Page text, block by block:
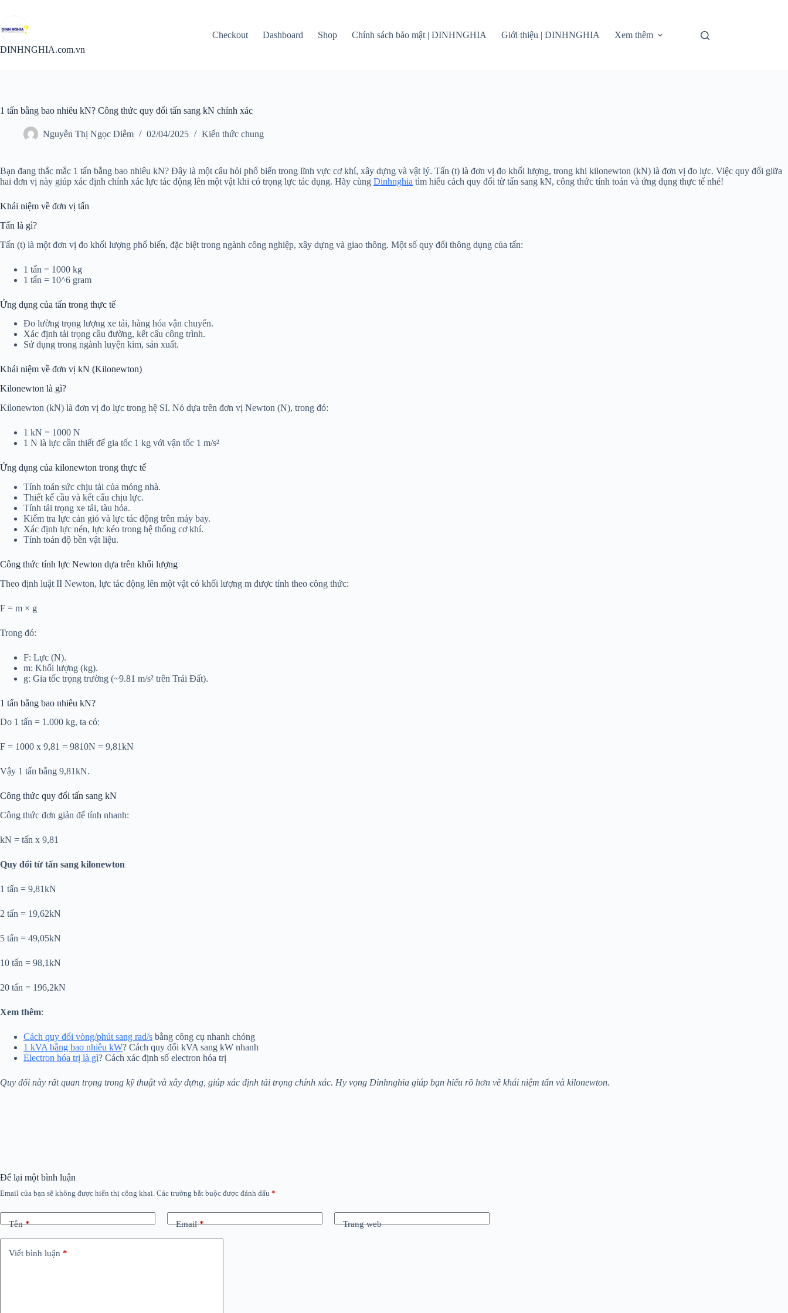
phần
nội
dung
DINHNGHIA.com.vn
Checkout Dashboard Shop Chính sách bảo mật | DINHNGHIA Giới thiệu | DINHNGHIA Xem thêm
1 tấn bằng bao nhiêu kN? Công thức quy đổi tấn sang kN chính xác
Nguyễn Thị Ngọc Diễm 02/04/2025 Kiến thức chung
Bạn đang thắc mắc 1 tấn bằng bao nhiêu kN? Đây là một câu hỏi phổ biến trong lĩnh vực cơ khí, xây dựng và vật lý. Tấn (t) là đơn vị đo khối lượng, trong khi kilonewton (kN) là đơn vị đo lực. Việc quy đổi giữa
hai đơn vị này giúp xác định chính xác lực tác động lên một vật khi có trọng lực tác dụng. Hãy cùng Dinhnghia tìm hiểu cách quy đổi từ tấn sang kN, công thức tính toán và ứng dụng thực tế nhé!
Khái niệm về đơn vị tấn
Tấn là gì?
Tấn (t) là một đơn vị đo khối lượng phổ biến, đặc biệt trong ngành công nghiệp, xây dựng và giao thông. Một số quy đổi thông dụng của tấn:
1 tấn = 1000 kg
1 tấn = 10^6 gram
Ứng dụng của tấn trong thực tế
Đo lường trọng lượng xe tải, hàng hóa vận chuyển.
Xác định tải trọng cầu đường, kết cấu công trình.
Sử dụng trong ngành luyện kim, sản xuất.
Khái niệm về đơn vị kN (Kilonewton)
Kilonewton là gì?
Kilonewton (kN) là đơn vị đo lực trong hệ SI. Nó dựa trên đơn vị Newton (N), trong đó:
1 kN = 1000 N
1 N là lực cần thiết để gia tốc 1 kg với vận tốc 1 m/s²
Ứng dụng của kilonewton trong thực tế
Tính toán sức chịu tải của móng nhà.
Thiết kế cầu và kết cấu chịu lực.
Tính tải trọng xe tải, tàu hỏa.
Kiểm tra lực cản gió và lực tác động trên máy bay.
Xác định lực nén, lực kéo trong hệ thống cơ khí.
Tính toán độ bền vật liệu.
Công thức tính lực Newton dựa trên khối lượng
Theo định luật II Newton, lực tác động lên một vật có khối lượng m được tính theo công thức:
F = m × g
Trong đó:
F: Lực (N).
m: Khối lượng (kg).
g: Gia tốc trọng trường (~9.81 m/s² trên Trái Đất).
1 tấn bằng bao nhiêu kN?
Do 1 tấn = 1.000 kg, ta có:
F = 1000 x 9,81 = 9810N = 9,81kN
Vậy 1 tấn bằng 9,81kN.
Công thức quy đổi tấn sang kN
Công thức đơn giản để tính nhanh:
kN = tấn x 9,81
Quy đổi từ tấn sang kilonewton
1 tấn = 9,81kN
2 tấn = 19,62kN
5 tấn = 49,05kN
10 tấn = 98,1kN
20 tấn = 196,2kN
Xem thêm:
Cách quy đổi vòng/phút sang rad/s bằng công cụ nhanh chóng
1 kVA bằng bao nhiêu kW? Cách quy đổi kVA sang kW nhanh
Electron hóa trị là gì? Cách xác định số electron hóa trị
Quy đổi này rất quan trọng trong kỹ thuật và xây dựng, giúp xác định tải trọng chính xác. Hy vọng Dinhnghia giúp bạn hiểu rõ hơn về khái niệm tấn và kilonewton.
Để lại một bình luận
Email của bạn sẽ không được hiển thị công khai. Các trường bắt buộc được đánh dấu *
Tên* Email* Trang web
Viết bình luận *